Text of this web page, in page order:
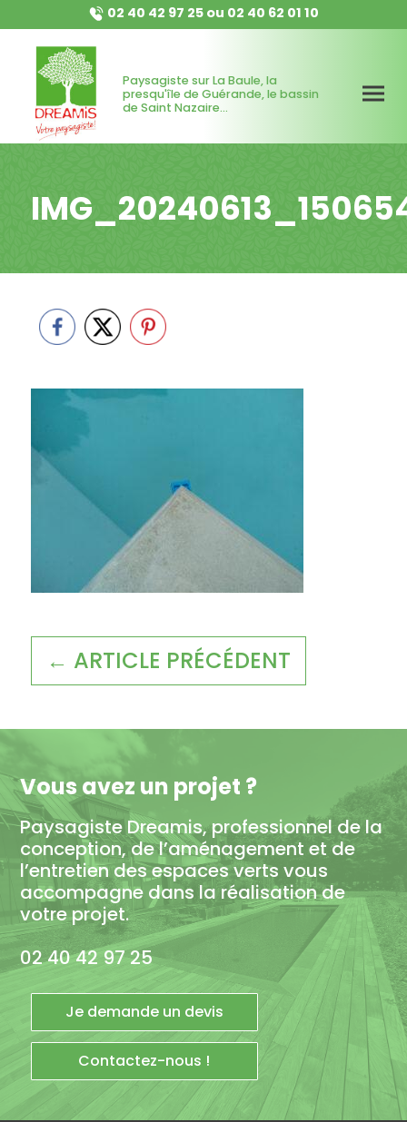
02 40 42 97 25ou 02 40 62 01 10
Paysagiste sur La Baule, la
presqu'île de Guérande, le bassin
de Saint Nazaire...
← ARTICLE PRÉCÉDENT
Vous avez un projet ?
Paysagiste Dreamis, professionnel de la
conception, de l’aménagement et de
l’entretien des espaces verts vous
accompagne dans la réalisation de
votre projet.
02 40 42 97 25
Je demande un devis
Contactez-nous !